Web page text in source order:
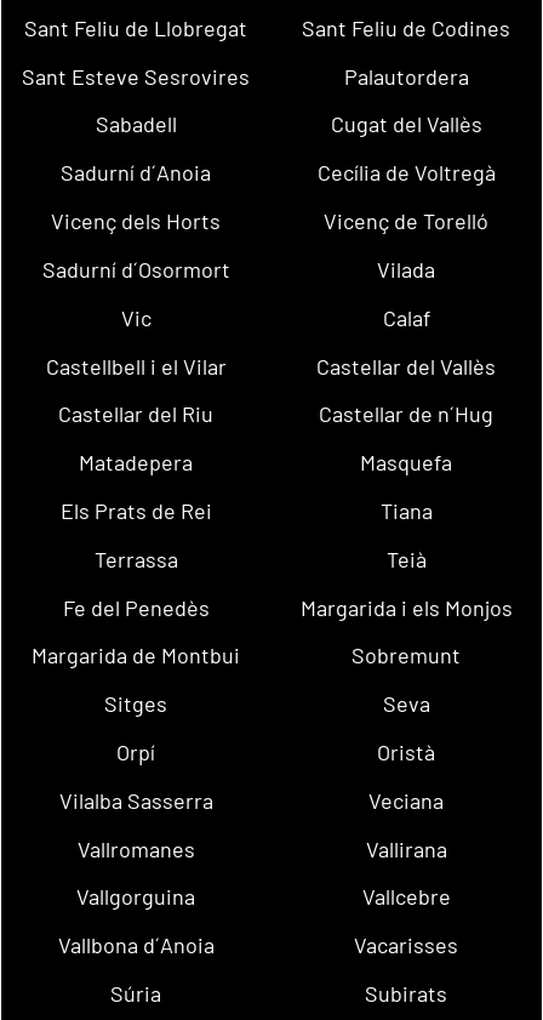
Sant Feliu de Llobregat
Sant Feliu de Codines
Sant Esteve Sesrovires
Palautordera
Sabadell
Cugat del Vallès
Sadurní d´Anoia
Cecília de Voltregà
Vicenç dels Horts
Vicenç de Torelló
Sadurní d´Osormort
Vilada
Vic
Calaf
Castellbell i el Vilar
Castellar del Vallès
Castellar del Riu
Castellar de n´Hug
Matadepera
Masquefa
Els Prats de Rei
Tiana
Terrassa
Teià
Fe del Penedès
Margarida i els Monjos
Margarida de Montbui
Sobremunt
Sitges
Seva
Orpí
Oristà
Vilalba Sasserra
Veciana
Vallromanes
Vallirana
Vallgorguina
Vallcebre
Vallbona d´Anoia
Vacarisses
Súria
Subirats